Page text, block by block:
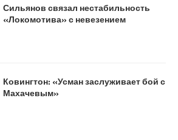
Сильянов связал нестабильность
«Локомотива» с невезением
Ковингтон: «Усман заслуживает бой с
Махачевым»